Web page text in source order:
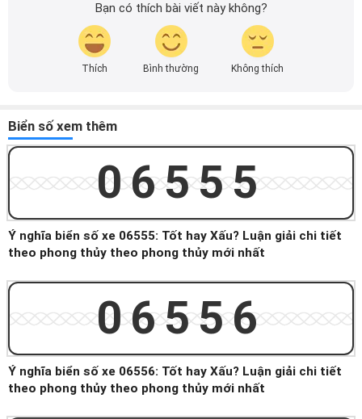
Bạn có thích bài viết này không?
Thích Bình thường Không thích
Biển số xem thêm
06555
Ý nghĩa biển số xe 06555: Tốt hay Xấu? Luận giải chi tiết
theo phong thủy theo phong thủy mới nhất
06556
Ý nghĩa biển số xe 06556: Tốt hay Xấu? Luận giải chi tiết
theo phong thủy theo phong thủy mới nhất